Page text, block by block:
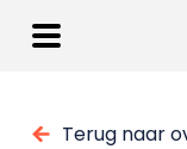
Terug naar